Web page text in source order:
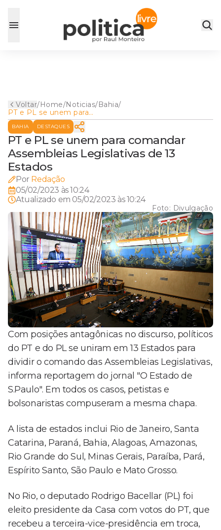
Voltar/Home/Noticias/Bahia/
PT e PL se unem para
comandar Assembleias
Legislativas de 13 Estados
BAHIA DESTAQUES
PT e PL se unem para comandar
Assembleias Legislativas de 13
Estados
Por Redação
05/02/2023 às 10:24
Atualizado em 05/02/2023 às 10:24
Foto: Divulgação
Com posições antagônicas no discurso, políticos
do PT e do PL se uniram em 13 Estados para
dividir o comando das Assembleias Legislativas,
informa reportagem do jornal "O Estado de
S.Paulo". Em todos os casos, petistas e
bolsonaristas compuseram a mesma chapa.
A lista de estados inclui Rio de Janeiro, Santa
Catarina, Paraná, Bahia, Alagoas, Amazonas,
Rio Grande do Sul, Minas Gerais, Paraíba, Pará,
Espírito Santo, São Paulo e Mato Grosso.
No Rio, o deputado Rodrigo Bacellar (PL) foi
eleito presidente da Casa com votos do PT, que
recebeu a terceira-vice-presidência em troca,